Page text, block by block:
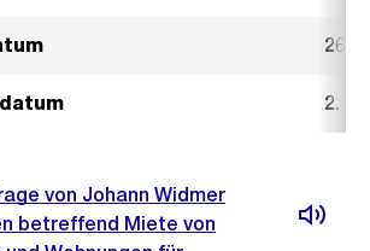
26.
2.
von Johann Widmer
betreffend Miete von